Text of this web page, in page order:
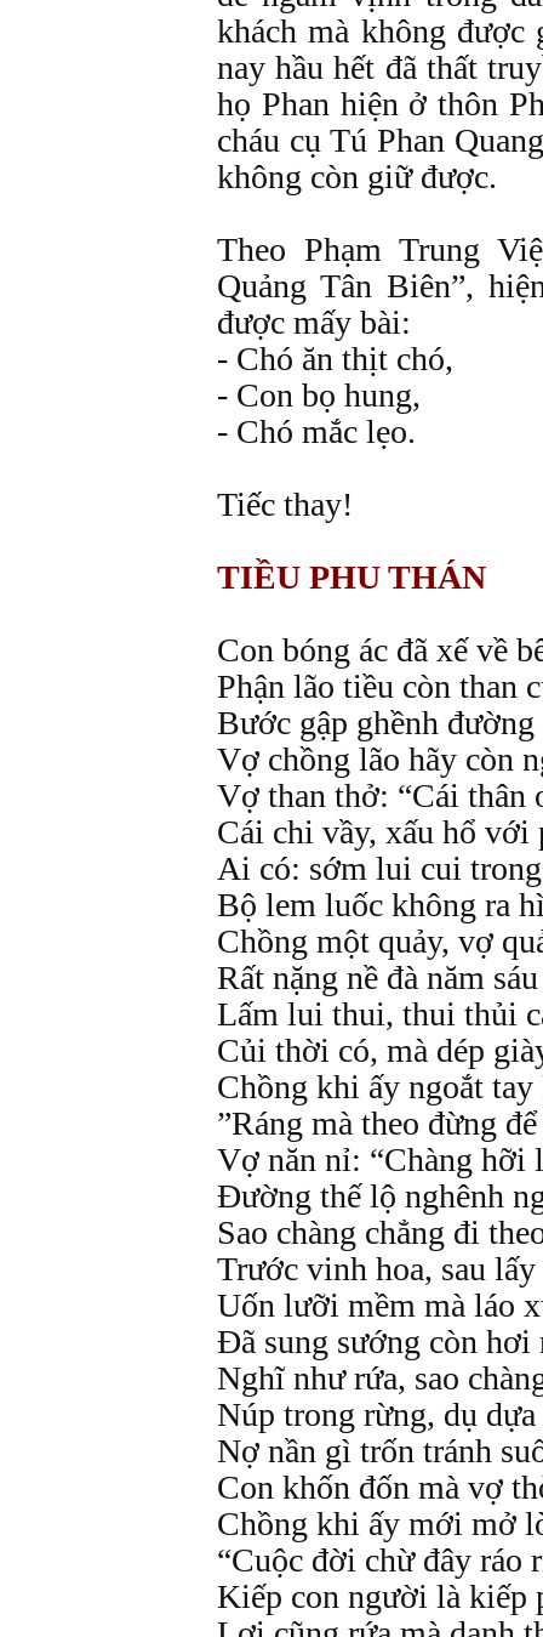
khách mà không được
nay hầu hết đã thất
họ Phan hiện ở thôn
cháu cụ Tú Phan
không còn giữ được.
Theo Phạm Trung
Quảng Tân Biên”,
được mấy bài:
- Chó ăn thịt chó,
- Con bọ hung,
- Chó mắc lẹo.
Tiếc thay!
TIỀU PHU THÁN
Con bóng ác đã xế về
Phận lão tiều còn than
Bước gập ghềnh đường
Vợ chồng lão hãy còn
Vợ than thở: “Cái thân
Cái chi vầy, xấu hổ
Ai có: sớm lui cui
Bộ lem luốc không ra
Chồng một quảy, vợ
Rất nặng nề đà năm
Lấm lui thui, thui thủi
Củi thời có, mà dép
Chồng khi ấy ngoắt
”Ráng mà theo đừng
Vợ năn nỉ: “Chàng hỡi
Đường thế lộ nghênh
Sao chàng chẳng đi
Trước vinh hoa, sau
Uốn lưỡi mềm mà láo
Đã sung sướng còn hơi
Nghĩ như rứa, sao
Núp trong rừng, dụ
Nợ nần gì trốn tránh
Con khốn đốn mà vợ
Chồng khi ấy mới mở
“Cuộc đời chừ đây ráo
Kiếp con người là kiếp